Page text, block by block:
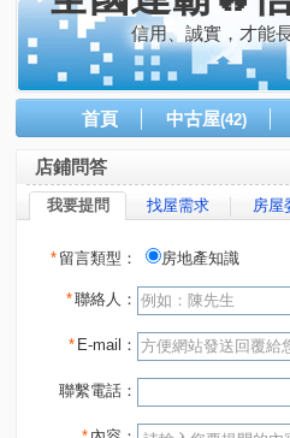
信用、誠實，才能
首頁 中古屋(42)
店鋪問答
我要提問 找屋需求 房屋
* 留言類型： 房地產知識
*聯絡人：
* E-mail：
聯繫電話：